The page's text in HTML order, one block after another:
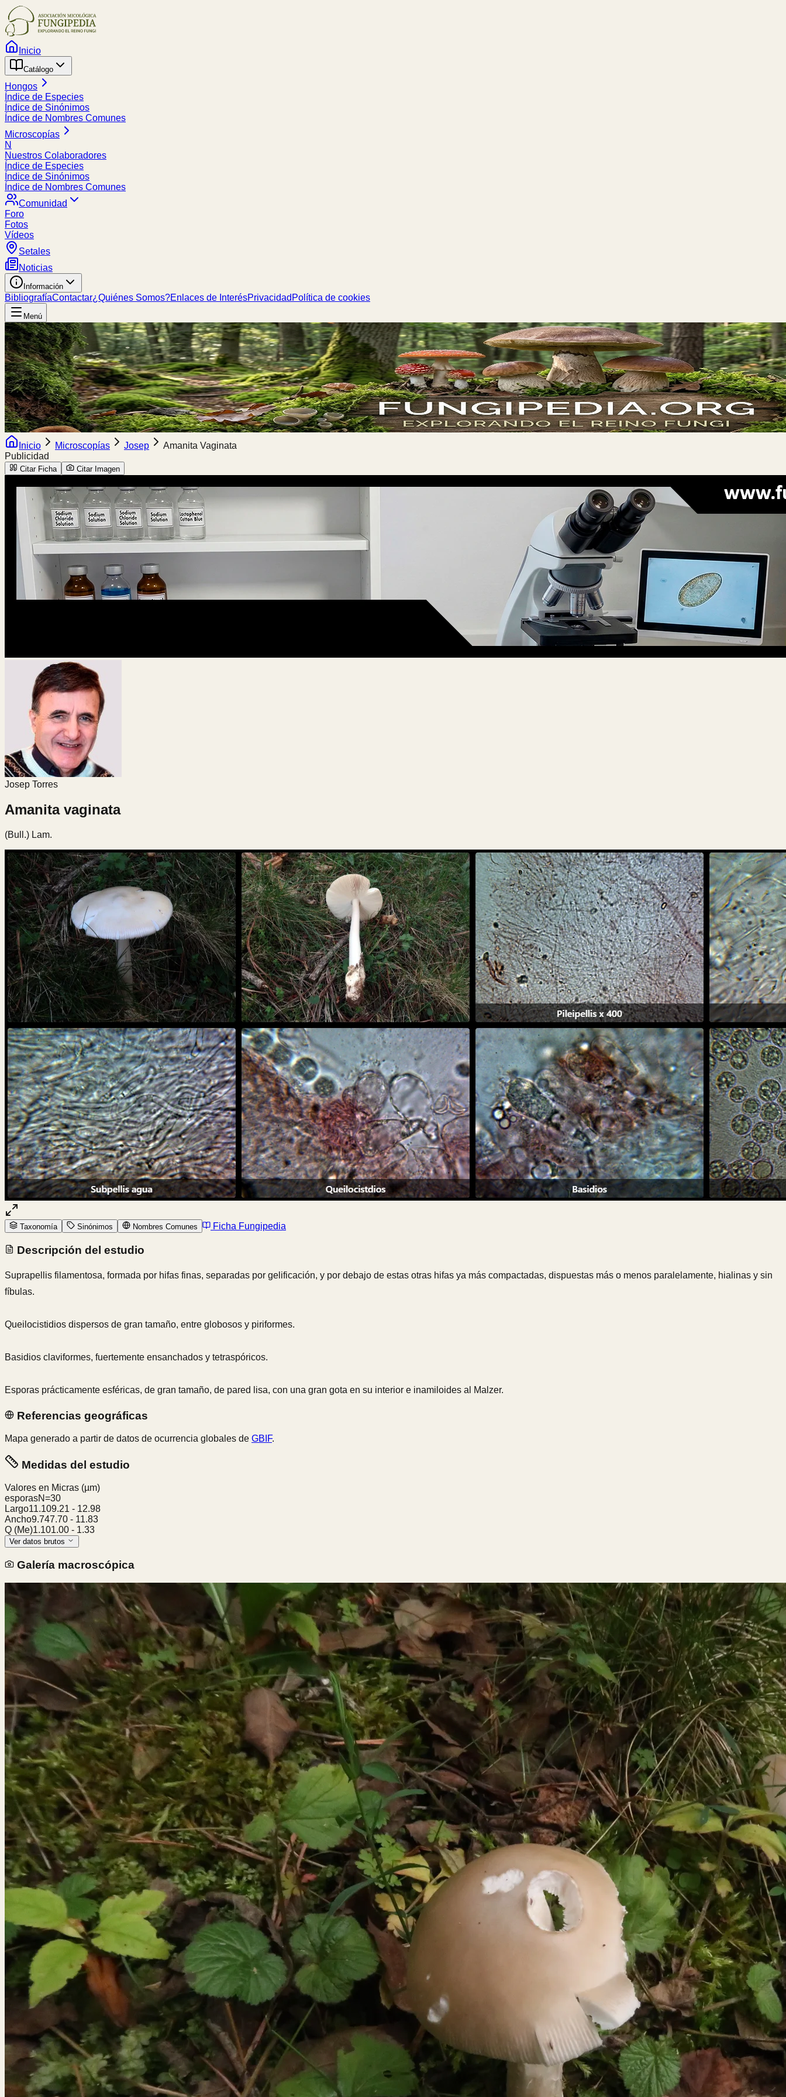
Inicio
Catálogo
Hongos
Índice de Especies
Índice de Sinónimos
Índice de Nombres Comunes
Microscopías
N
Nuestros Colaboradores
Índice de Especies
Índice de Sinónimos
Índice de Nombres Comunes
Comunidad
Foro
Fotos
Vídeos
Setales
Noticias
Información
BibliografíaContactar¿Quiénes Somos?Enlaces de InterésPrivacidad Política de cookies
Menú
Inicio Microscopías Josep
Amanita Vaginata
Publicidad
Citar Ficha Citar Imagen
Josep Torres
Amanita vaginata
(Bull.) Lam.
Taxonomía Sinónimos Nombres Comunes Ficha Fungipedia
Descripción del estudio
Suprapellis filamentosa, formada por hifas finas, separadas por gelificación, y por debajo de estas otras hifas ya más compactadas, dispuestas más o menos paralelamente, hialinas y sin
fíbulas.
Queilocistidios dispersos de gran tamaño, entre globosos y piriformes.
Basidios claviformes, fuertemente ensanchados y tetraspóricos.
Esporas prácticamente esféricas, de gran tamaño, de pared lisa, con una gran gota en su interior e inamiloides al Malzer.
Referencias geográficas
Mapa generado a partir de datos de ocurrencia globales de GBIF.
Medidas del estudio
Valores en Micras (µm)
esporasN=30
Largo11.109.21 - 12.98
Ancho9.747.70 - 11.83
Q (Me)1.101.00 - 1.33
Ver datos brutos
Galería macroscópica